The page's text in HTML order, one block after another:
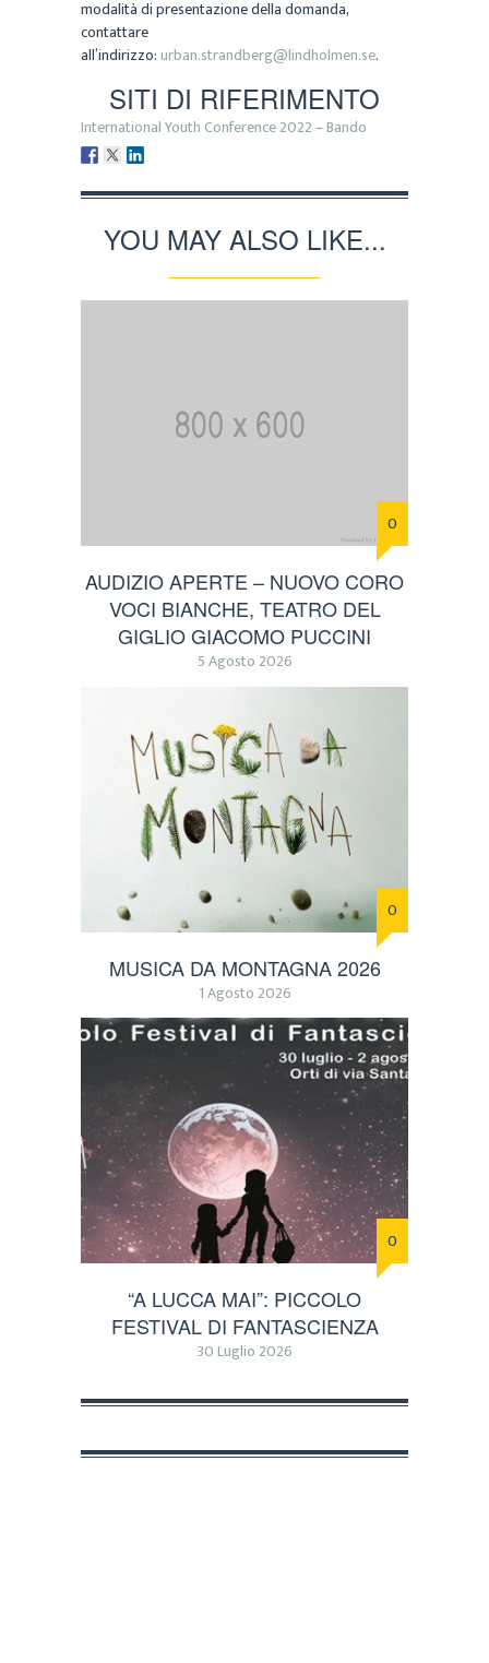
modalità di presentazione della domanda,
contattare
all’indirizzo:urban.strandberg@lindholmen.se.
SITI DI RIFERIMENTO
International Youth Conference 2022 – Bando
YOU MAY ALSO LIKE...
0
AUDIZIO APERTE – NUOVO CORO
VOCI BIANCHE, TEATRO DEL
GIGLIO GIACOMO PUCCINI
5 Agosto 2026
0
MUSICA DA MONTAGNA 2026
1 Agosto 2026
0
“A LUCCA MAI”: PICCOLO
FESTIVAL DI FANTASCIENZA
30 Luglio 2026